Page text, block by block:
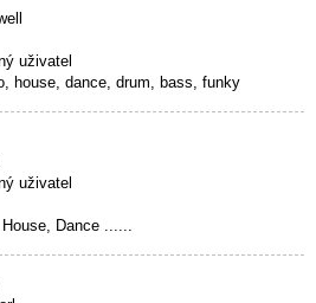
uživatel
house, dance, drum, bass, funky
uživatel
Dance ......